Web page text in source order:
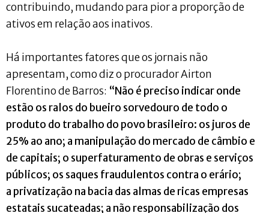
contribuindo, mudando para pior a proporção de
ativos em relação aos inativos.
Há importantes fatores que os jornais não
apresentam, como diz o procurador Airton
Florentino de Barros: “Não é preciso indicar onde
estão os ralos do bueiro sorvedouro de todo o
produto do trabalho do povo brasileiro: os juros de
25% ao ano; a manipulação do mercado de câmbio e
de capitais; o superfaturamento de obras e serviços
públicos; os saques fraudulentos contra o erário;
a privatização na bacia das almas de ricas empresas
estatais sucateadas; a não responsabilização dos